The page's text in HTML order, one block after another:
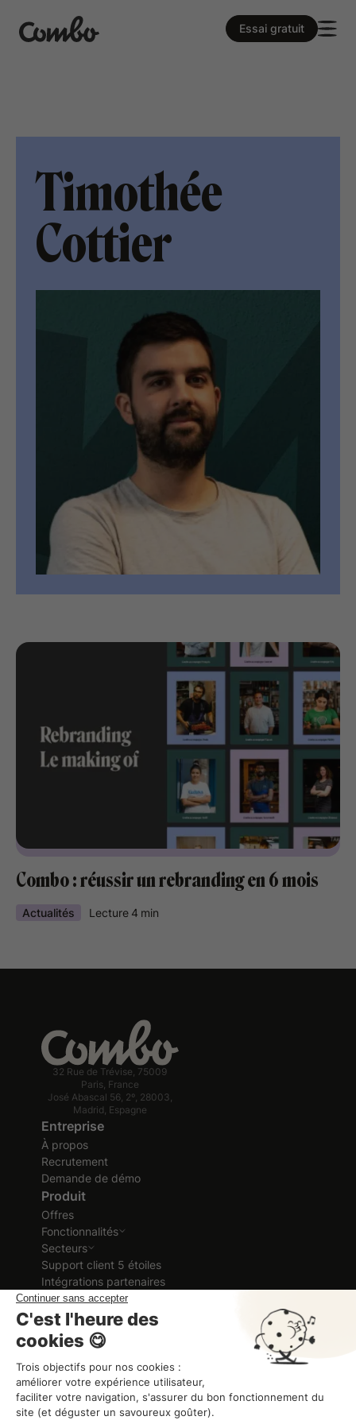
Essai gratuit
Timothée
Cottier
Combo : réussir un rebranding en 6 mois
Actualités Lecture 4 min
32 Rue de Trévise, 75009
Paris, France
José Abascal 56, 2º, 28003,
Madrid, Espagne
Entreprise
À propos
Recrutement
Demande de démo
Produit
Offres
Fonctionnalités
Secteurs
Support client 5 étoiles
Intégrations partenaires
Ressources
Cas clients
Ebook et Guides
Blog
Glossaire RH
Formation vidéo
Guide d'aide